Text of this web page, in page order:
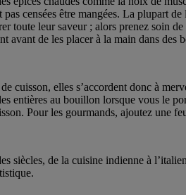
censées être mangées. La plupart
toute leur saveur ; alors prenez soin
avant de les placer à la main dans des
cuisson, elles s’accordent donc à
entières au bouillon lorsque vous
Pour les gourmands, ajoutez une
siècles, de la cuisine indienne à